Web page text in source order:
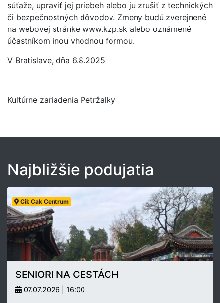
súťaže, upraviť jej priebeh alebo ju zrušiť z technických
či bezpečnostných dôvodov. Zmeny budú zverejnené
na webovej stránke www.kzp.sk alebo oznámené
účastníkom inou vhodnou formou.
V Bratislave, dňa 6.8.2025
Kultúrne zariadenia Petržalky
Najbližšie podujatia
Cik Cak Centrum
SENIORI NA CESTÁCH
07.07.2026 | 16:00